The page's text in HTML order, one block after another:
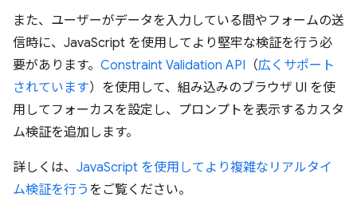
また、ユーザーがデータを入力している間やフォームの送
信時に、JavaScript を使用してより堅牢な検証を行う必
要があります。 Constraint Validation API （広くサポート
されています）を使用して、組み込みのブラウザ UI を使
用してフォーカスを設定し、プロンプトを表示するカスタ
ム検証を追加します。
詳しくは、 JavaScript を使用してより複雑なリアルタイ
ム検証を行う をご覧ください。